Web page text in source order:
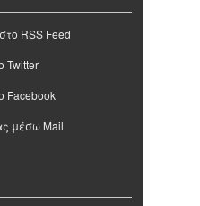
RSS Feed
Twitter
Facebook
μέσω Mail